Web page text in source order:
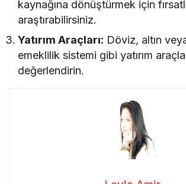
kaynağına dönüştürmek için
araştırabilirsiniz.
Yatırım Araçları: Döviz, altın
emeklilik sistemi gibi yatırım
değerlendirin.